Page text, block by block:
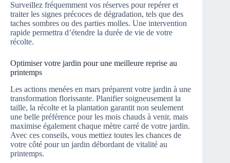
Surveillez fréquemment vos réserves pour repérer et
traiter les signes précoces de dégradation, tels que des
taches sombres ou des parties molles. Une intervention
rapide permettra d’étendre la durée de vie de votre
récolte.
Optimiser votre jardin pour une meilleure reprise au
printemps
Les actions menées en mars préparent votre jardin à une
transformation florissante. Planifier soigneusement la
taille, la récolte et la plantation garantit non seulement
une belle préférence pour les mois chauds à venir, mais
maximise également chaque mètre carré de votre jardin.
Avec ces conseils, vous mettiez toutes les chances de
votre côté pour un jardin débordant de vitalité au
printemps.